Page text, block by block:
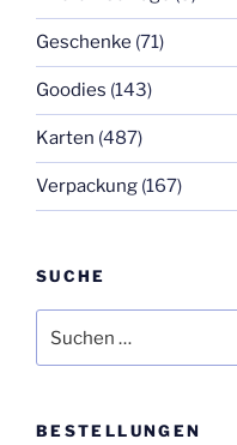
Geschenke (71)
Goodies (143)
Karten (487)
Verpackung (167)
SUCHE
nach:
BESTELLUNGEN